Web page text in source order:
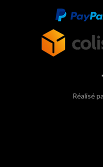
Réalisé